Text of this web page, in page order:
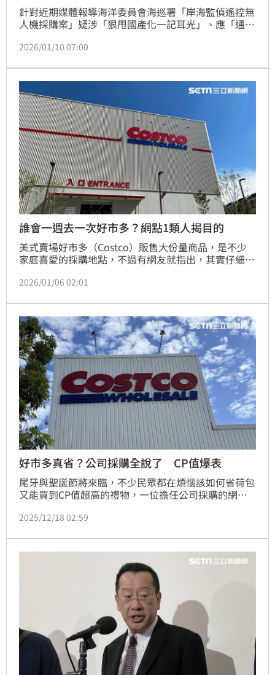
針對近期媒體報導海洋委員會海巡署「岸海監偵遙控無
人機採購案」疑涉「狠甩國產化一記耳光」、應「通盤
明，強調該案依法公開招標、依最有利標結果決標，程
2026/01/10 07:00
誰會一週去一次好市多？網點1類人揭目的
美式賣場好市多（Costco）販售大份量商品，是不少
家庭喜愛的採購地點，不過有網友就指出，其實仔細比
每週都去好市多報到的人都什麼族群？貼文一出引發熱
2026/01/06 02:01
好市多真省？公司採購全說了 CP值爆表
尾牙與聖誕節將來臨，不少民眾都在煩惱該如何省荷包
又能買到CP值超高的禮物，一位擔任公司採購的網友
場採購日用品，她發現好市多與外面的價差相比超有
響。
2025/12/18 02:59